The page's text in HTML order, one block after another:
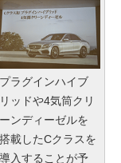
プラグインハイブ
リッドや4気筒クリ
ーンディーゼルを
搭載したCクラスを
導入することが予